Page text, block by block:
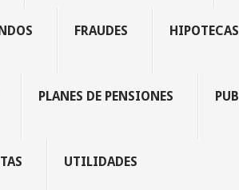
FRAUDES HIPOTECAS
PLANES DE PENSIONES
UTILIDADES